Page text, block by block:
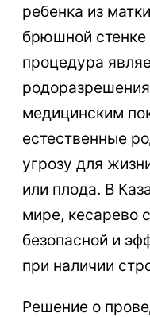
ребенка из
брюшной стенке
процедура
медицинским
естественные
угрозу для
или плода. В
мире, кесарево
безопасной и
при наличии
Решение о